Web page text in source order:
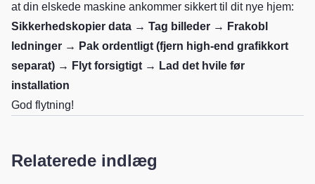
at din elskede maskine ankommer sikkert til dit nye hjem:
Sikkerhedskopier data → Tag billeder → Frakobl
ledninger → Pak ordentligt (fjern high-end grafikkort
separat) → Flyt forsigtigt → Lad det hvile før
installation
God flytning!
Relaterede indlæg